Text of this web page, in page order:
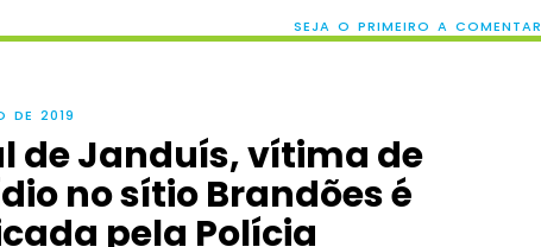
SEJA O PRIMEIRO A COMENTAR
DE 2019
de Janduís, vítima de
no sítio Brandões é
pela Polícia